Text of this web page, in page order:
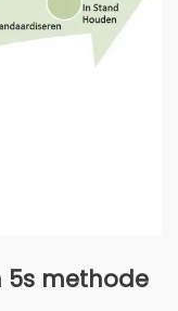
5s methode